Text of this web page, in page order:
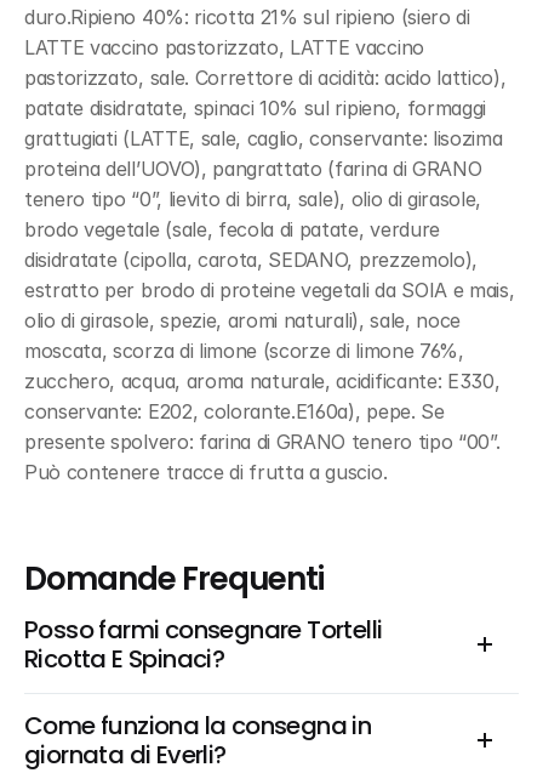
duro.Ripieno 40%: ricotta 21% sul ripieno (siero di
LATTE vaccino pastorizzato, LATTE vaccino
pastorizzato, sale. Correttore di acidità: acido lattico),
patate disidratate, spinaci 10% sul ripieno, formaggi
grattugiati (LATTE, sale, caglio, conservante: lisozima
proteina dell’UOVO), pangrattato (farina di GRANO
tenero tipo “0”, lievito di birra, sale), olio di girasole,
brodo vegetale (sale, fecola di patate, verdure
disidratate (cipolla, carota, SEDANO, prezzemolo),
estratto per brodo di proteine vegetali da SOIA e mais,
olio di girasole, spezie, aromi naturali), sale, noce
moscata, scorza di limone (scorze di limone 76%,
zucchero, acqua, aroma naturale, acidificante: E330,
conservante: E202, colorante.E160a), pepe. Se
presente spolvero: farina di GRANO tenero tipo “00”.
Può contenere tracce di frutta a guscio.
Domande Frequenti
Posso farmi consegnare Tortelli
Ricotta E Spinaci?
Come funziona la consegna in
giornata di Everli?